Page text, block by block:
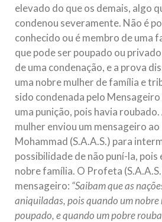
elevado do que os demais, algo
condenou severamente. Não é
conhecido ou é membro de uma
que pode ser poupado ou
de uma condenação, e a prova
uma nobre mulher de família e
sido condenada pelo Mensageiro
uma punição, pois havia
mulher enviou um mensageiro
Mohammad (S.A.A.S.) para
possibilidade de não puní-la, pois
nobre família. O Profeta
mensageiro: “Saibam que as
aniquiladas, pois quando um nobre
poupado, e quando um pobre